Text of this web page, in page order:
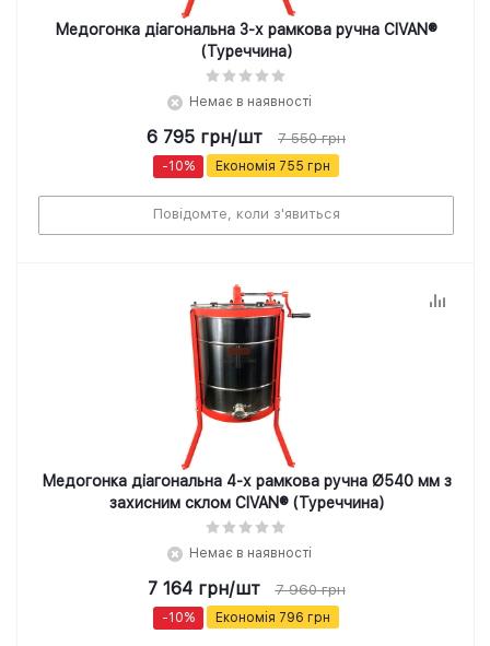
Медогонка діагональна 3-х рамкова ручна CIVAN®
(Туреччина)
Немає в наявності
6 795 грн/шт 7 550грн
-10% Економія 755 грн
Повідомте, коли з'явиться
Медогонка діагональна 4-х рамкова ручна Ø540 мм з
захисним склом CIVAN® (Туреччина)
Немає в наявності
7 164грн/шт 7 960грн
-10% Економія 796 грн